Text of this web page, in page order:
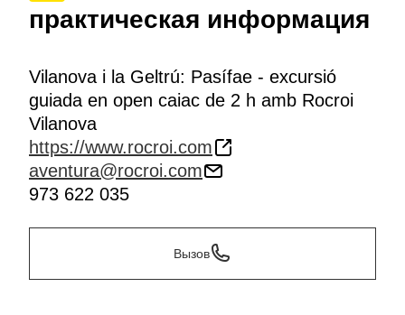
практическая информация
Vilanova i la Geltrú: Pasífae - excursió
guiada en open caiac de 2 h amb Rocroi
Vilanova
https://www.rocroi.com
aventura@rocroi.com
973 622 035
Вызов